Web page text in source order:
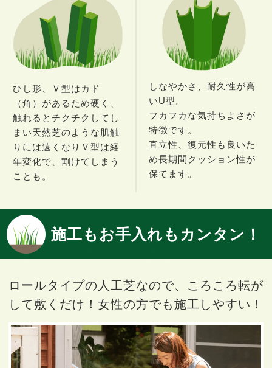
ひし形、Ｖ型はカド
（角）があるため硬く、
触れるとチクチクしてし
まい天然芝のような肌触
りには遠くなりＶ型は経
年変化で、割けてしまう
ことも。
しなやかさ、耐久性が高
いU型。
フカフカな気持ちよさが
特徴です。
直立性、復元性も良いた
め長期間クッション性が
保てます。
施工もお手入れもカンタン！
ロールタイプの人工芝なので、ころころ転が
して敷くだけ！女性の方でも施工しやすい！